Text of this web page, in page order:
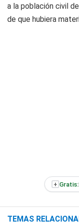
a la población civil
de que hubiera
+ Gratis:
TEMAS